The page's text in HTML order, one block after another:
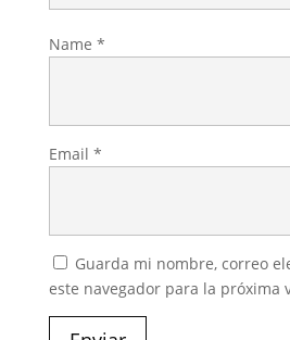
Name *
Email *
Guarda mi nombre, correo
este navegador para la próxima